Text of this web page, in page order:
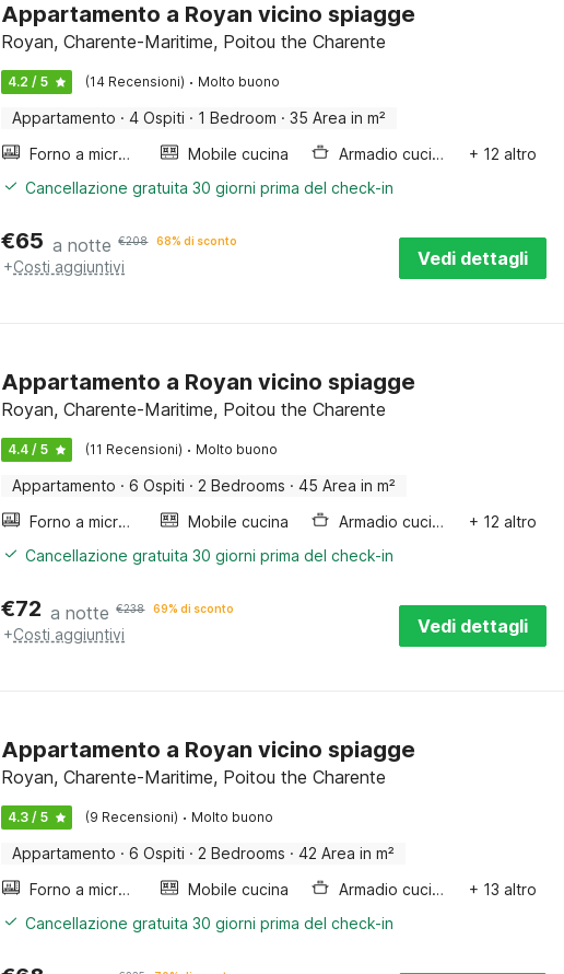
Appartamento a Royan vicino spiagge
Royan, Charente-Maritime, Poitou the Charente
4.2 / 5 (14 Recensioni) · Molto buono
Appartamento · 4 Ospiti · 1 Bedroom · 35 Area in m²
Forno a microonde combinato
Mobile cucina Armadio cucina
+ 12 altro
Cancellazione gratuita 30 giorni prima del check-in
€65 a notte €208 68% di sconto
+Costi aggiuntivi Vedi dettagli
Appartamento a Royan vicino spiagge
Royan, Charente-Maritime, Poitou the Charente
4.4 / 5 (11 Recensioni) · Molto buono
Appartamento · 6 Ospiti · 2 Bedrooms · 45 Area in m²
Forno a microonde combinato
Mobile cucina Armadio cucina
+ 12 altro
Cancellazione gratuita 30 giorni prima del check-in
€72 a notte €238 69% di sconto
+Costi aggiuntivi Vedi dettagli
Appartamento a Royan vicino spiagge
Royan, Charente-Maritime, Poitou the Charente
4.3 / 5 (9 Recensioni) · Molto buono
Appartamento · 6 Ospiti · 2 Bedrooms · 42 Area in m²
Forno a microonde combinato
Mobile cucina Armadio cucina
+ 13 altro
Cancellazione gratuita 30 giorni prima del check-in